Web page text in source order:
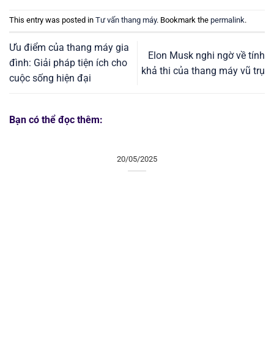
This entry was posted in Tư vấn thang máy. Bookmark the permalink.
Ưu điểm của thang máy gia
đình: Giải pháp tiện ích cho
cuộc sống hiện đại
Elon Musk nghi ngờ về tính
khả thi của thang máy vũ trụ
Bạn có thể đọc thêm:
20/05/2025